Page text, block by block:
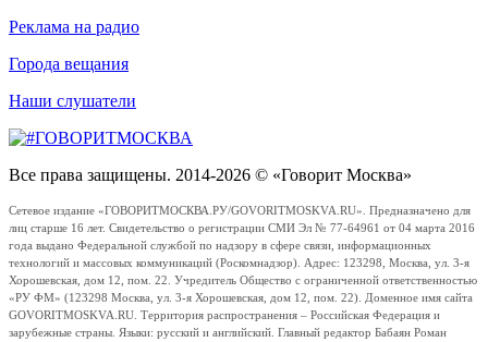
Реклама на радио
Города вещания
Наши слушатели
Все права защищены. 2014-2026 © «Говорит Москва»
Сетевое издание «ГОВОРИТМОСКВА.РУ/GOVORITMOSKVA.RU». Предназначено для
лиц старше 16 лет. Свидетельство о регистрации СМИ Эл № 77-64961 от 04 марта 2016
года выдано Федеральной службой по надзору в сфере связи, информационных
технологий и массовых коммуникаций (Роскомнадзор). Адрес: 123298, Москва, ул. 3-я
Хорошевская, дом 12, пом. 22. Учредитель Общество с ограниченной ответственностью
«РУ ФМ» (123298 Москва, ул. 3-я Хорошевская, дом 12, пом. 22). Доменное имя сайта
GOVORITMOSKVA.RU. Территория распространения – Российская Федерация и
зарубежные страны. Языки: русский и английский. Главный редактор Бабаян Роман